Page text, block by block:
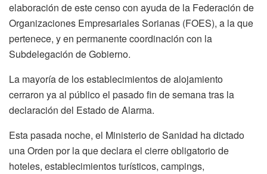
elaboración de este censo con ayuda de la Federación de
Organizaciones Empresariales Sorianas (FOES), a la que
pertenece, y en permanente coordinación con la
Subdelegación de Gobierno.
La mayoría de los establecimientos de alojamiento
cerraron ya al público el pasado fin de semana tras la
declaración del Estado de Alarma.
Esta pasada noche, el Ministerio de Sanidad ha dictado
una Orden por la que declara el cierre obligatorio de
hoteles, establecimientos turísticos, campings,